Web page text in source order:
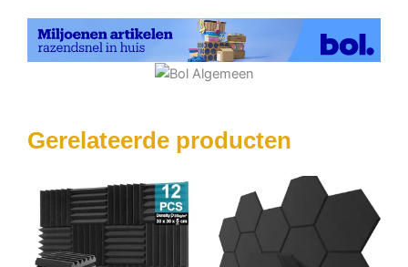
Gerelateerde producten